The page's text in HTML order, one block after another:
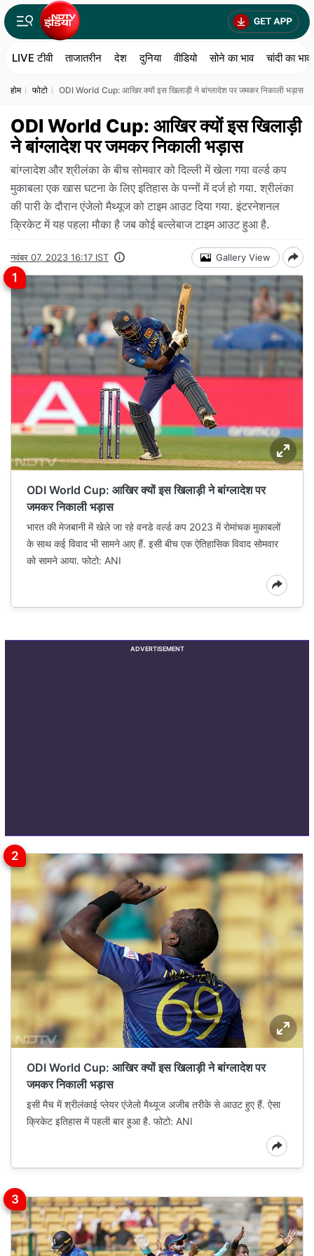
LIVE टीवी ताजातरीन देश दुनिया वीडियो सोने का भाव चांदी का भाव
होम फोटो ODI World Cup: आखिर क्यों इस खिलाड़ी ने बांग्‍लादेश पर जमकर निकाली भड़ास
ODI World Cup: आखिर क्यों इस खिलाड़ी
ने बांग्‍लादेश पर जमकर निकाली भड़ास
बांग्लादेश और श्रीलंका के बीच सोमवार को दिल्ली में खेला गया वर्ल्ड कप
मुकाबला एक खास घटना के लिए इतिहास के पन्नों में दर्ज हो गया. श्रीलंका
की पारी के दौरान एंजेलो मैथ्यूज को टाइम आउट दिया गया. इंटरनेशनल
क्रिकेट में यह पहला मौका है जब कोई बल्लेबाज टाइम आउट हुआ है.
नवंबर 07, 2023 16:17 IST Gallery View
ODI World Cup: आखिर क्यों इस खिलाड़ी ने बांग्‍लादेश पर
जमकर निकाली भड़ास
भारत की मेजबानी में खेले जा रहे वनडे वर्ल्ड कप 2023 में रोमांचक मुकाबलों
के साथ कई विवाद भी सामने आए हैं. इसी बीच एक ऐतिहासिक विवाद सोमवार
को सामने आया. फोटो: ANI
ADVERTISEMENT
ODI World Cup: आखिर क्यों इस खिलाड़ी ने बांग्‍लादेश पर
जमकर निकाली भड़ास
इसी मैच में श्रीलंकाई प्लेयर एंजेलो मैथ्यूज अजीब तरीके से आउट हुए हैं. ऐसा
क्रिकेट इतिहास में पहली बार हुआ है. फोटो: ANI